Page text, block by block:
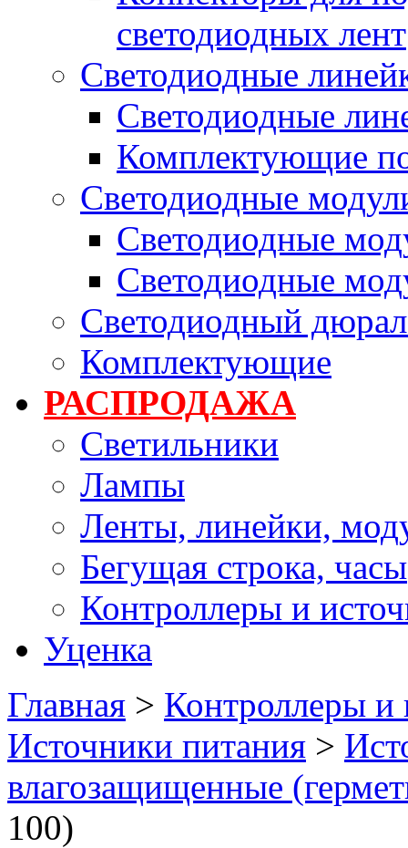
светодиодных лент
Светодиодные
Светодиодные
Комплектующие
Светодиодные
Светодиодные
Светодиодные
Светодиодный
Комплектующие
РАСПРОДАЖА
Светильники
Лампы
Ленты, линейки,
Бегущая строка, часы
Контроллеры и
Уценка
Главная > Контроллеры и
Источники питания >
влагозащищенные
100)